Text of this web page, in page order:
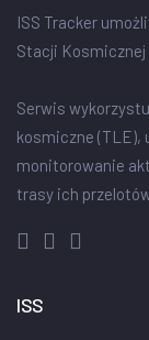
ISS Tracker
Stacji Kosmicznej
Serwis
kosmiczne (TLE),
monitorowanie
trasy ich
ISS